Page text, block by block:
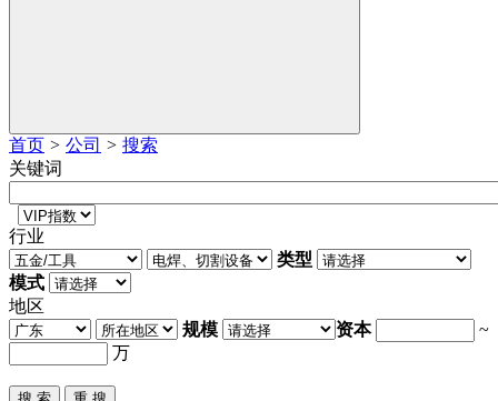
首页 > 公司 > 搜索
关键词
行业
类型
模式
地区
规模
资本
~
万